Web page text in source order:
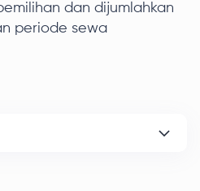
dan dijumlahkan
periode sewa